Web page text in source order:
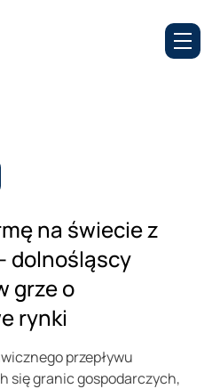
na świecie z
dolnośląscy
grze o
rynki
przepływu
się granic gospodarczych,